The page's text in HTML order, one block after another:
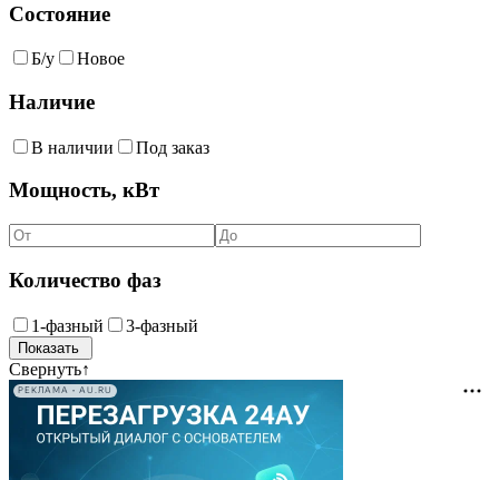
Состояние
Б/у Новое
Наличие
В наличии Под заказ
Мощность, кВт
Количество фаз
1-фазный 3-фазный
Свернуть↑
РЕКЛАМА • AU.RU